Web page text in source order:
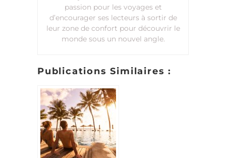
passion pour les voyages et
d’encourager ses lecteurs à sortir de
leur zone de confort pour découvrir le
monde sous un nouvel angle.
Publications Similaires :